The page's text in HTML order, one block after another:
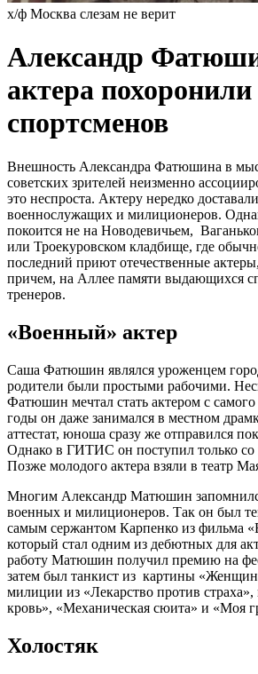
х/ф Москва слезам не верит
Александр
актера
спортсменов
Внешность Александра Фатюшина в
советских зрителей неизменно
это неспроста. Актеру нередко
военнослужащих и милиционеров.
покоится не на Новодевичьем,
или Троекуровском кладбище, где
последний приют отечественные
причем, на Аллее памяти выдающихся
тренеров.
«Военный» актер
Саша Фатюшин являлся уроженцем
родители были простыми рабочими.
Фатюшин мечтал стать актером с
годы он даже занимался в местном
аттестат, юноша сразу же отправился
Однако в ГИТИС он поступил только со
Позже молодого актера взяли в театр
Многим Александр Матюшин
военных и милиционеров. Так он был
самым сержантом Карпенко из фильма
который стал одним из дебютных для
работу Матюшин получил премию на
затем был танкист из картины
милиции из «Лекарство против
кровь», «Механическая сюита» и «Моя
Холостяк